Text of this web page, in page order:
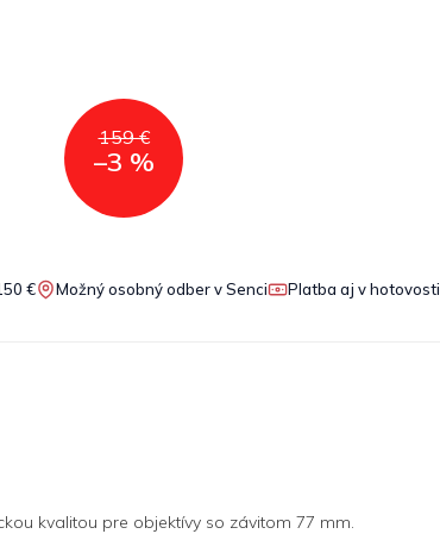
159 €
–3 %
€ Možný osobný odber v Senci Platba aj v hotovosti
kvalitou pre objektívy so závitom 77 mm.